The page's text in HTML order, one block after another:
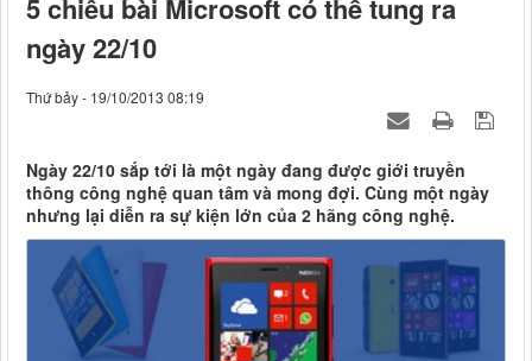
5 chiêu bài Microsoft có thể tung ra
ngày 22/10
Thứ bảy - 19/10/2013 08:19
Ngày 22/10 sắp tới là một ngày đang được giới truyền
thông công nghệ quan tâm và mong đợi. Cùng một ngày
nhưng lại diễn ra sự kiện lớn của 2 hãng công nghệ.